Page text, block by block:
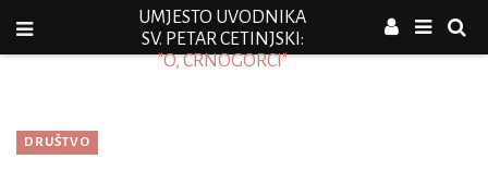
UMJESTO UVODNIKA
SV. PETAR CETINJSKI:
"O, CRNOGORCI"
DRUŠTVO